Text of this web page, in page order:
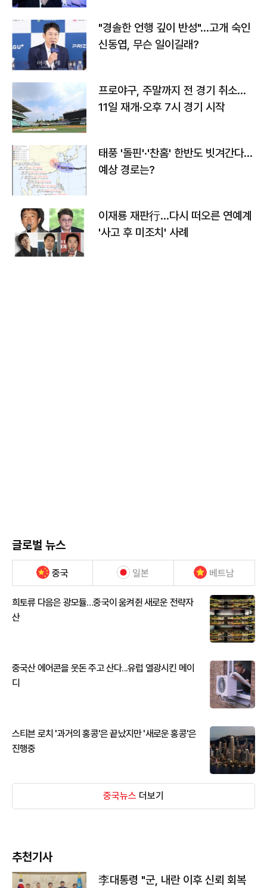
"경솔한 언행 깊이 반성"…고개 숙인
신동엽, 무슨 일이길래?
프로야구, 주말까지 전 경기 취소…
11일 재개·오후 7시 경기 시작
태풍 '돌핀'·'찬홈' 한반도 빗겨간다…
예상 경로는?
이재룡 재판行…다시 떠오른 연예계
'사고 후 미조치' 사례
글로벌 뉴스
중국 일본 베트남
희토류 다음은 광모듈…중국이 움켜쥔 새로운 전략자
산
중국산 에어콘을 웃돈 주고 산다...유럽 열광시킨 메이
디
스티븐 로치 '과거의 홍콩'은 끝났지만 '새로운 홍콩'은
진행중
중국뉴스 더보기
추천기사
李대통령 "군, 내란 이후 신뢰 회복